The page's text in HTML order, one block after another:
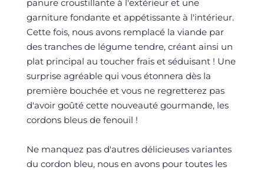
panure croustillante à l'extérieur et une
garniture fondante et appétissante à l'intérieur.
Cette fois, nous avons remplacé la viande par
des tranches de légume tendre, créant ainsi un
plat principal au toucher frais et séduisant ! Une
surprise agréable qui vous étonnera dès la
première bouchée et vous ne regretterez pas
d'avoir goûté cette nouveauté gourmande, les
cordons bleus de fenouil !
Ne manquez pas d'autres délicieuses variantes
du cordon bleu, nous en avons pour toutes les